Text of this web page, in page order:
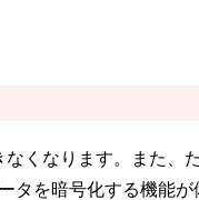
くなります。また、
を暗号化する機能が